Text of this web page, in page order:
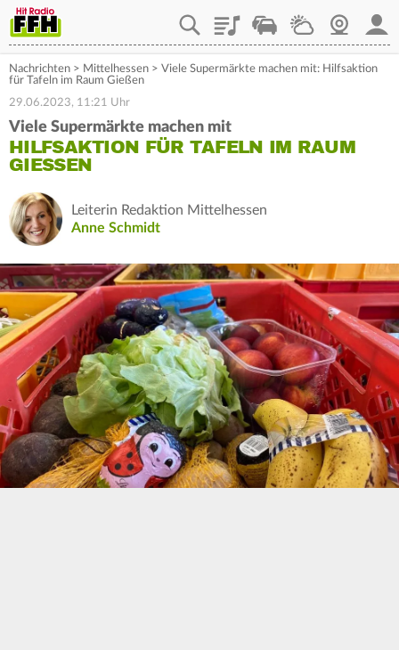
PlaylistStaupilotWetterWebcam
Nachrichten > Mittelhessen > Viele Supermärkte machen mit: Hilfsaktion
für Tafeln im Raum Gießen
29.06.2023, 11:21 Uhr
Viele Supermärkte machen mit
HILFSAKTION FÜR TAFELN IM RAUM
GIESSEN
Leiterin Redaktion Mittelhessen
Anne Schmidt